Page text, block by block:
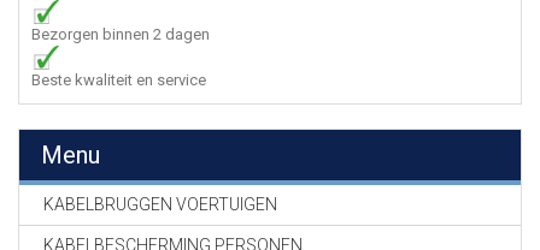
Bezorgen binnen 2 dagen
Beste kwaliteit en service
Menu
KABELBRUGGEN VOERTUIGEN
KABELBESCHERMING PERSONEN